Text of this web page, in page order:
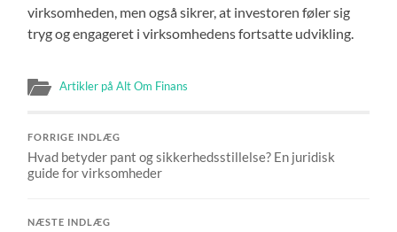
virksomheden, men også sikrer, at investoren føler sig
tryg og engageret i virksomhedens fortsatte udvikling.
Artikler på Alt Om Finans
FORRIGE INDLÆG
Hvad betyder pant og sikkerhedsstillelse? En juridisk
guide for virksomheder
NÆSTE INDLÆG